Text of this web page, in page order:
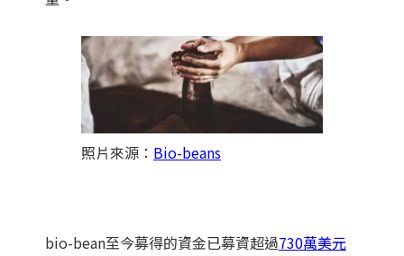
照片來源： Bio-beans
bio-bean至今募得的資金已募資超過730萬美元